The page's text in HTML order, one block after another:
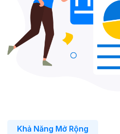
Khả Năng Mở Rộng